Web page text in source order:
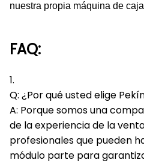
nuestra propia máquina de
FAQ:
1.
Q: ¿Por qué usted elige
A: Porque somos una
de la experiencia de la
profesionales que pueden
módulo parte para